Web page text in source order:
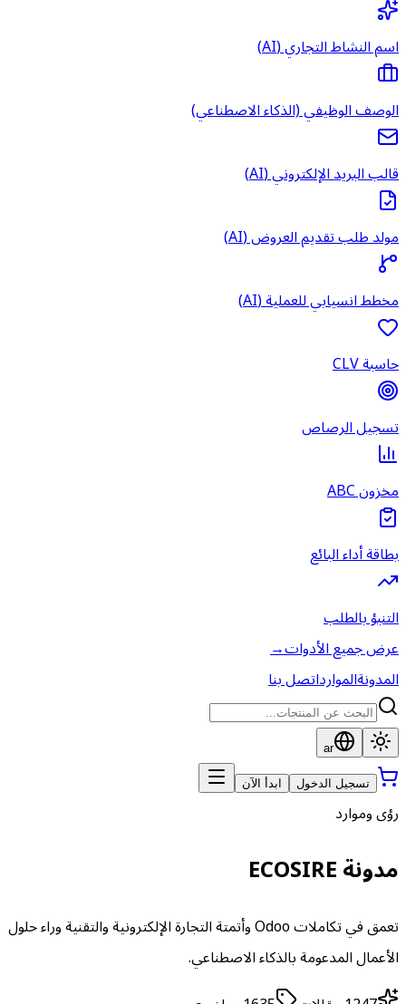
اسم النشاط التجاري (AI)
الوصف الوظيفي (الذكاء الاصطناعي)
قالب البريد الإلكتروني (AI)
مولد طلب تقديم العروض (AI)
مخطط انسيابي للعملية (AI)
حاسبة CLV
تسجيل الرصاص
مخزون ABC
بطاقة أداء البائع
التنبؤ بالطلب
عرض جميع الأدوات→
المدونةالموارداتصل بنا
ar
تسجيل الدخول ابدأ الآن
رؤى وموارد
مدونة ECOSIRE
تعمق في تكاملات Odoo وأتمتة التجارة الإلكترونية والتقنية وراء حلول
الأعمال المدعومة بالذكاء الاصطناعي.